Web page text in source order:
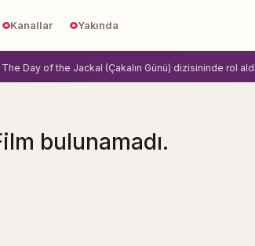
Kanallar Yakında
Day of the Jackal (Çakalın Günü) dizisininde rol aldi.
bulunamadı.